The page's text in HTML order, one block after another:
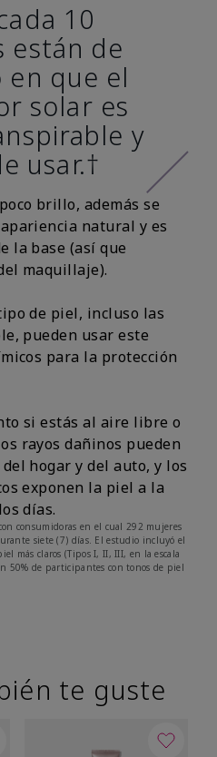
10
están de
en que el
solar es
y
usar.†
brillo, además se
natural y es
la base (así que
maquillaje).
de piel, incluso las
pueden usar este
para la protección
si estás al aire libre o
rayos dañinos pueden
hogar y del auto, y los
exponen la piel a la
días.
consumidoras en el cual 292 mujeres
siete (7) días. El estudio incluyó el
más claros (Tipos I, II, III, en la escala
50% de participantes con tonos de piel
te guste